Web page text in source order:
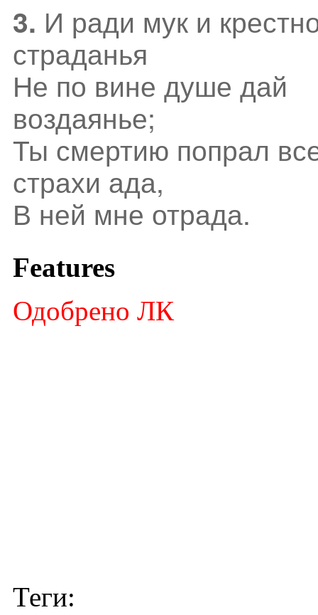
3. И ради мук и
страданья
Не по вине душе дай
воздаянье;
Ты смертию попрал
страхи ада,
В ней мне отрада.
Features
Одобрено ЛК
Теги: